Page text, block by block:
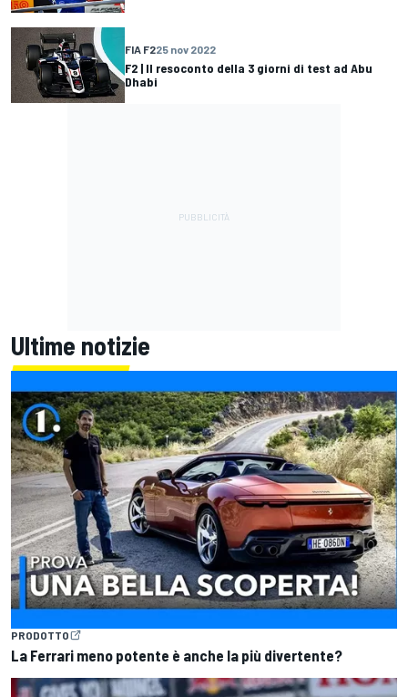
FIA F225 nov 2022
F2 | Il resoconto della 3 giorni di test ad Abu
Dhabi
Ultime notizie
PRODOTTO
La Ferrari meno potente è anche la più divertente?